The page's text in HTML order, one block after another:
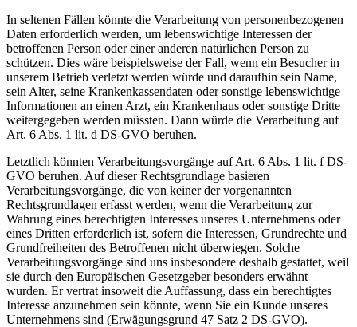
In seltenen Fällen könnte die Verarbeitung von personenbezogenen
Daten erforderlich werden, um lebenswichtige Interessen der
betroffenen Person oder einer anderen natürlichen Person zu
schützen. Dies wäre beispielsweise der Fall, wenn ein Besucher in
unserem Betrieb verletzt werden würde und daraufhin sein Name,
sein Alter, seine Krankenkassendaten oder sonstige lebenswichtige
Informationen an einen Arzt, ein Krankenhaus oder sonstige Dritte
weitergegeben werden müssten. Dann würde die Verarbeitung auf
Art. 6 Abs. 1 lit. d DS-GVO beruhen.
Letztlich könnten Verarbeitungsvorgänge auf Art. 6 Abs. 1 lit. f DS-
GVO beruhen. Auf dieser Rechtsgrundlage basieren
Verarbeitungsvorgänge, die von keiner der vorgenannten
Rechtsgrundlagen erfasst werden, wenn die Verarbeitung zur
Wahrung eines berechtigten Interesses unseres Unternehmens oder
eines Dritten erforderlich ist, sofern die Interessen, Grundrechte und
Grundfreiheiten des Betroffenen nicht überwiegen. Solche
Verarbeitungsvorgänge sind uns insbesondere deshalb gestattet, weil
sie durch den Europäischen Gesetzgeber besonders erwähnt
wurden. Er vertrat insoweit die Auffassung, dass ein berechtigtes
Interesse anzunehmen sein könnte, wenn Sie ein Kunde unseres
Unternehmens sind (Erwägungsgrund 47 Satz 2 DS-GVO).